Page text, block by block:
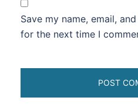
Save my name, email,
for the next time I